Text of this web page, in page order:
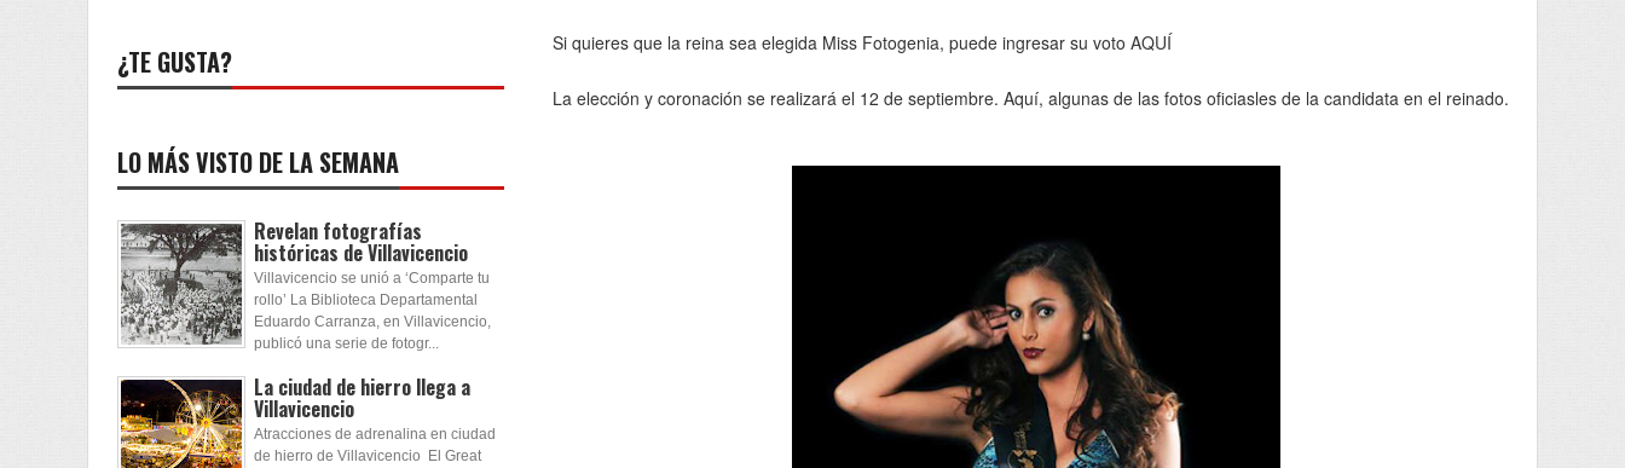
Si quieres que la reina sea elegida Miss Fotogenia, puede ingresar su voto AQUÍ
La elección y coronación se realizará el 12 de septiembre. Aquí, algunas de las fotos oficiasles de la candidata en el reinado.
¿TE GUSTA?
LO MÁS VISTO DE LA SEMANA
Revelan fotografías
históricas de Villavicencio
Villavicencio se unió a ‘Comparte tu
rollo’ La Biblioteca Departamental
Eduardo Carranza, en Villavicencio,
publicó una serie de fotogr...
La ciudad de hierro llega a
Villavicencio
Atracciones de adrenalina en ciudad
de hierro de Villavicencio El Great